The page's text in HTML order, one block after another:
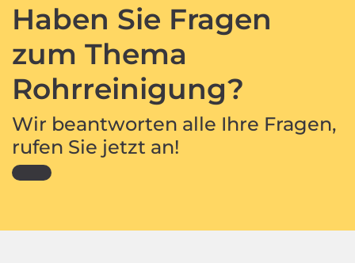
Haben Sie Fragen
zum Thema
Rohrreinigung?
Wir beantworten alle Ihre Fragen,
rufen Sie jetzt an!